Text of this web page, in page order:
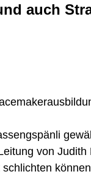
auch
von Judith